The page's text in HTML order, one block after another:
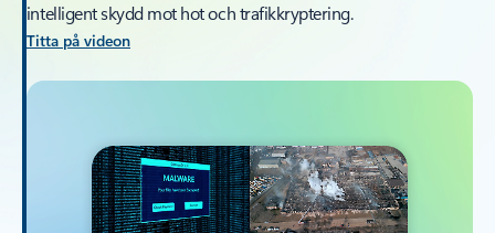
intelligent skydd mot hot och trafikkryptering.
Titta på videon